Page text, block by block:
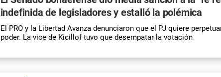
indefinida de legisladores y estalló la polémica
El PRO y la Libertad Avanza denunciaron que el PJ quiere
poder. La vice de Kicillof tuvo que desempatar la votación